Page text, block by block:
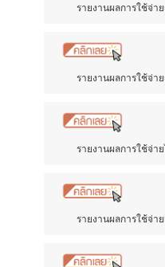
รายงานผลการใช้จ่าย
รายงานผลการใช้จ่าย
รายงานผลการใช้จ่าย
รายงานผลการใช้จ่าย